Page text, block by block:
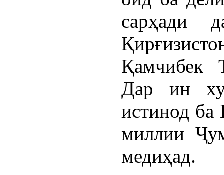
сарҳади
Қамчибек
Дар ин
истинод ба
миллии
медиҳад.